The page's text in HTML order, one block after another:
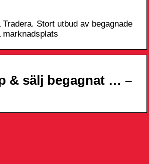
Stort utbud av begagnade
& sälj begagnat … –